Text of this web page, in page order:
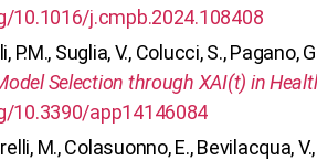
10.1016/j.cmpb.2024.108408
P.M., Suglia, V., Colucci, S., Pagano,
Selection through XAI(t) in
10.3390/app14146084
M., Colasuonno, E., Bevilacqua,